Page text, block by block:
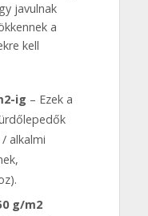
javulnak
a
kell
ig – Ezek a
alkalmi
g/m2